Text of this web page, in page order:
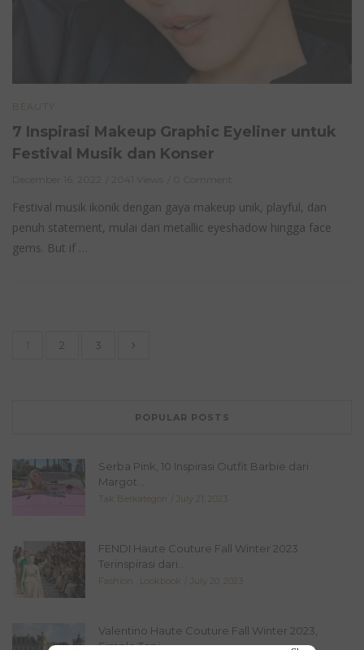
BEAUTY
7 Inspirasi Makeup Graphic Eyeliner untuk
Festival Musik dan Konser
Festival musik ikonik dengan gaya makeup unik, playful, dan
penuh statement, mulai dari metallic eyeshadow hingga face
gems. But if …
1 2 3
POPULAR POSTS
Serba Pink, 10 Inspirasi Outfit Barbie dari
Margot...
Tak Berkategori July 21, 2023
FENDI Haute Couture Fall Winter 2023
Terinspirasi dari...
Fashion Lookbook July 20, 2023
Valentino Haute Couture Fall Winter 2023,
Simple Tapi...